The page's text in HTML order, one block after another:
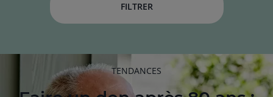
FILTRER
RUBRIQUE
DE
L'ARTICLE
TENDANCES